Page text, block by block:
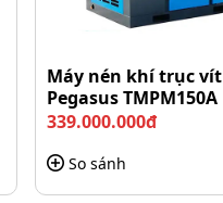
Máy nén khí trục vít
Pegasus TMPM150A
339.000.000đ
So sánh